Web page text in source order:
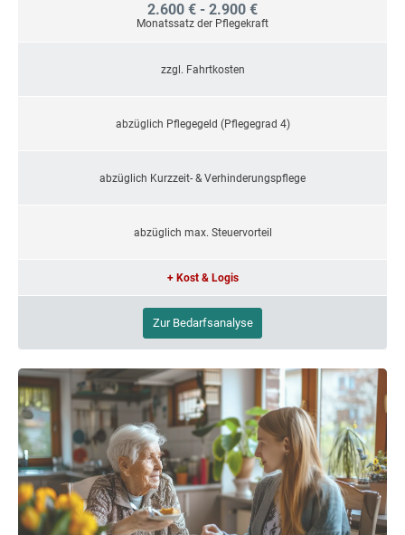
2.600 € - 2.900 €
Monatssatz der Pflegekraft
zzgl. Fahrtkosten
abzüglich Pflegegeld (Pflegegrad 4)
abzüglich Kurzzeit- & Verhinderungspflege
abzüglich max. Steuervorteil
+ Kost & Logis
Zur Bedarfsanalyse